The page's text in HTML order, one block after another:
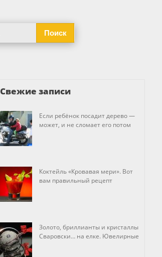
Свежие записи
Если ребёнок посадит дерево —
может, и не сломает его потом
Коктейль «Кровавая мери». Вот
вам правильный рецепт
Золото, бриллианты и кристаллы
Сваровски… на елке. Ювелирные